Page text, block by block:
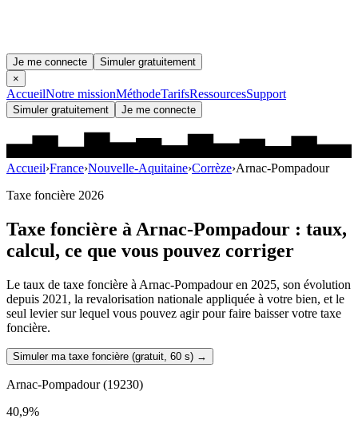
Je me connecte
Simuler gratuitement
×
AccueilNotre missionMéthodeTarifsRessourcesSupport
Simuler gratuitement Je me connecte
Accueil›France›Nouvelle-Aquitaine›Corrèze›Arnac-Pompadour
Taxe foncière 2026
Taxe foncière àArnac-Pompadour : taux,
calcul, ce que vous pouvez corriger
Le taux de taxe foncière à Arnac-Pompadour en 2025, son évolution
depuis 2021, la revalorisation nationale appliquée à votre bien, et le
seul levier sur lequel vous pouvez agir pour faire baisser votre taxe
foncière.
Simuler ma taxe foncière (gratuit, 60 s) →
Arnac-Pompadour(19230)
40,9%